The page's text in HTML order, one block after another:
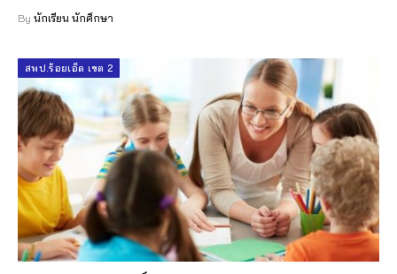
By นักเรียน นักศึกษา
สพป.ร้อยเอ็ด เขต 2